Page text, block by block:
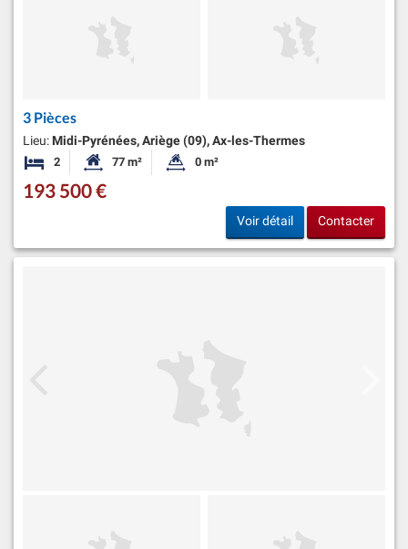
3 Pièces
Lieu: Midi-Pyrénées, Ariège (09), Ax-les-Thermes
2 ChambresSurface habitable:
77 m² Superficie du terrain:
0 m²
193 500 €
Voir détail Contacter